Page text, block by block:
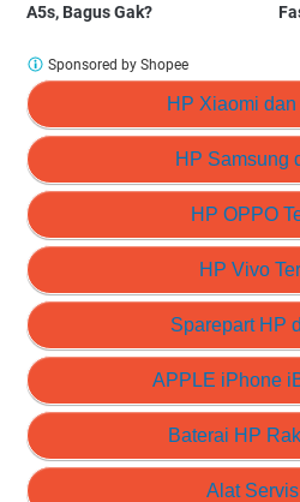
A5s, Bagus Gak?
HP Xiaomi
HP Samsung
HP OPPO
HP Vivo
Sparepart HP
APPLE iPhone
Baterai HP
Alat
Sponsored by Shopee